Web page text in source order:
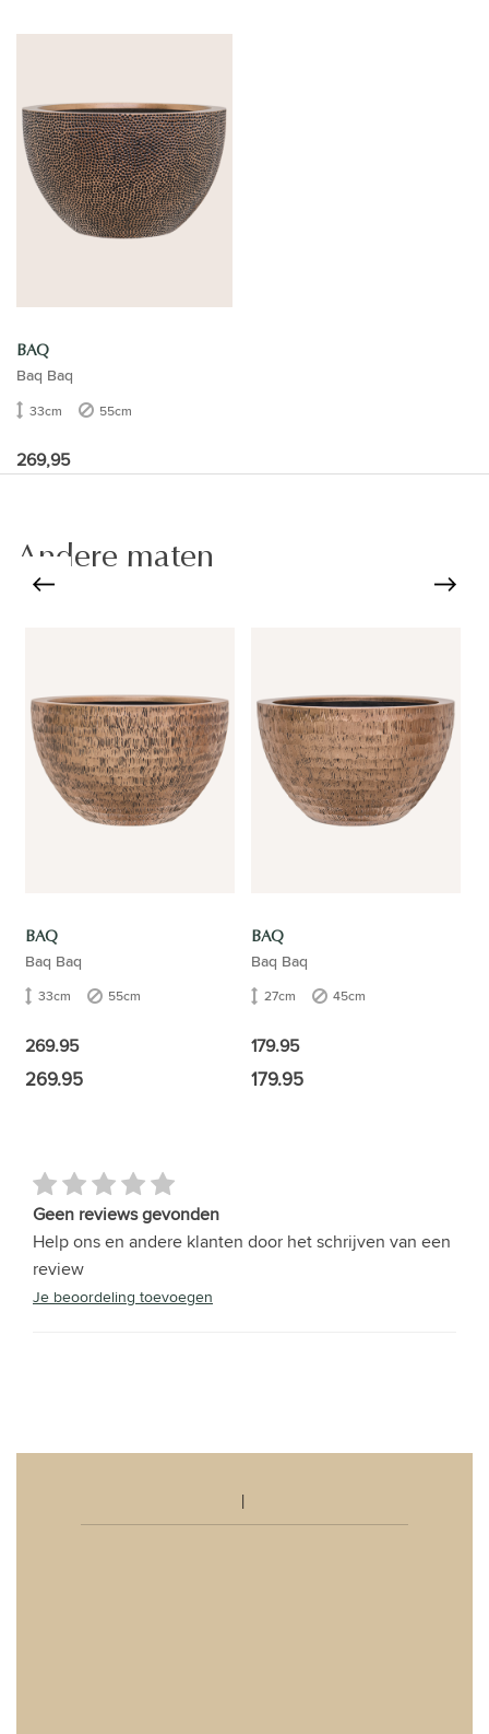
BAQ
Baq Baq
33cm 55cm
269,95
Andere maten
BAQ
Baq Baq
33cm 55cm
269.95
269.95
BAQ
Baq Baq
27cm 45cm
179.95
179.95
Geen reviews gevonden
Help ons en andere klanten door het schrijven van een
review
Je beoordeling toevoegen